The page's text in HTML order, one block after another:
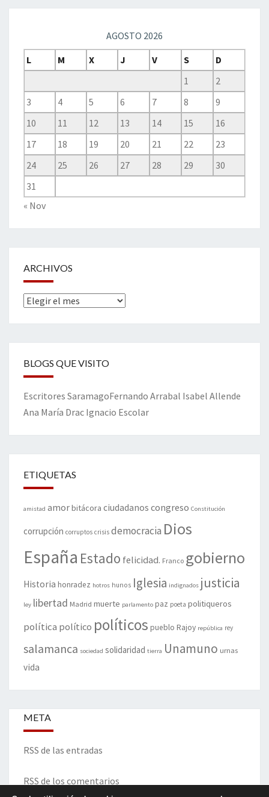
AGOSTO 2026
L
M X J V S
D
1
2
3
4 5 6 7 8
9
10
11 12 13 14 15
16
17
18 19 20 21 22
23
24
25 26 27 28 29
30
31
« Nov
ARCHIVOS
Archivos
BLOGS QUE VISITO
Escritores SaramagoFernando Arrabal Isabel Allende
Ana María Drac Ignacio Escolar
ETIQUETAS
amistad amorbitácora ciudadanos congreso Constitución
corrupción corruptos crisis democracia Dios
España Estado felicidad. Franco gobierno
Historia honradez hotros hunos Iglesia indignados justicia
ley libertad Madrid muerte parlamento paz poeta politiqueros
política político políticos pueblo Rajoy república rey
salamanca sociedad solidaridad tierra Unamuno urnas
vida
META
RSS de las entradas
RSS de los comentarios